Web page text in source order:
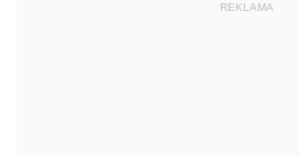
REKLAMA